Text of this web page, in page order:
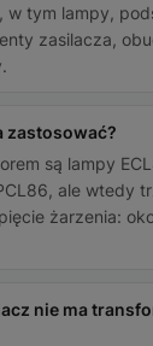
w tym lampy,
zasilacza,
zastosować?
są lampy
ale wtedy
żarzenia:
nie ma